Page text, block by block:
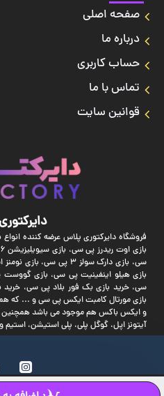
صفحه اصلی
درباره ما
حساب کاربری
تماس با ما
قوانین سایت
بازی هیلو اینفینیت پی سی، بازی
سی، خرید بازی بک فور بلاد پی سی،
بازی مورتال کامبت ایکس پی سی و ... که
و ایکس باکس هم موجود می باشد همچنین
آیتونز اپل، گوگل پلی، پلی استیشن،